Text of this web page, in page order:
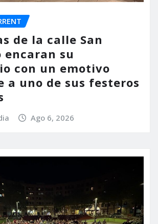
de la calle San
encaran su
con un emotivo
a uno de sus festeros
Ago 6, 2026